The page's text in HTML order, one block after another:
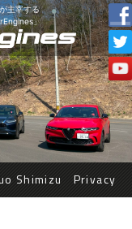
主宰する
」
Shimizu Privacy